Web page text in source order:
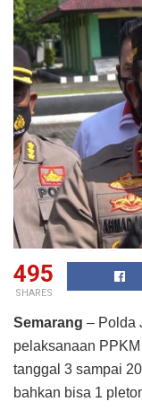
495
SHARES
Semarang – Polda
pelaksanaan
tanggal 3 sampai
bahkan bisa 1